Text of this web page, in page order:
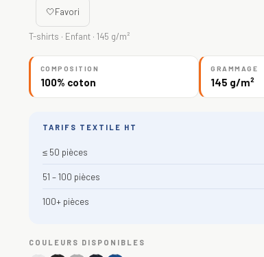
🤍Favori
T-shirts · Enfant · 145 g/m²
COMPOSITION
100% coton
GRAMMAGE
145 g/m²
TARIFS TEXTILE HT
≤ 50 pièces
51 – 100 pièces
100+ pièces
COULEURS DISPONIBLES